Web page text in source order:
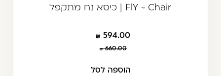
FlY ~ Chair | כיסא נח מתקפל
594.00
660.00
הוספה לסל